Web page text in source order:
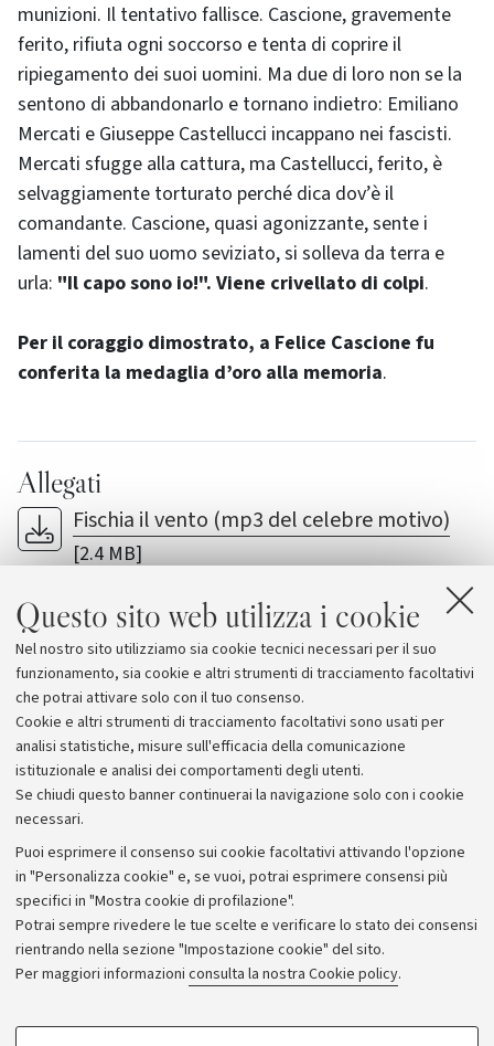
Questo sito web utilizza i cookie
Nel nostro sito utilizziamo sia cookie tecnici necessari per il suo
funzionamento, sia cookie e altri strumenti di tracciamento facoltativi
che potrai attivare solo con il tuo consenso.
Cookie e altri strumenti di tracciamento facoltativi sono usati per
analisi statistiche, misure sull'efficacia della comunicazione
istituzionale e analisi dei comportamenti degli utenti.
Se chiudi questo banner continuerai la navigazione solo con i cookie
necessari.
Puoi esprimere il consenso sui cookie facoltativi attivando l'opzione
in "Personalizza cookie" e, se vuoi, potrai esprimere consensi più
specifici in "Mostra cookie di profilazione".
Potrai sempre rivedere le tue scelte e verificare lo stato dei consensi
rientrando nella sezione "Impostazione cookie" del sito.
Per maggiori informazioni consulta la nostra Cookie policy.
COOKIE DI PROFILAZIONE - FACOLTATIVI
munizioni. Il tentativo fallisce. Cascione, gravemente
ferito, rifiuta ogni soccorso e tenta di coprire il
ripiegamento dei suoi uomini. Ma due di loro non se la
sentono di abbandonarlo e tornano indietro: Emiliano
Mercati e Giuseppe Castellucci incappano nei fascisti.
Mercati sfugge alla cattura, ma Castellucci, ferito, è
selvaggiamente torturato perché dica dov’è il
comandante. Cascione, quasi agonizzante, sente i
lamenti del suo uomo seviziato, si solleva da terra e
urla: "Il capo sono io!". Viene crivellato di colpi.
Per il coraggio dimostrato, a Felice Cascione fu
conferita la medaglia d’oro alla memoria.
Allegati
Fischia il vento (mp3 del celebre motivo)
[2.4 MB]
La Battaglia dell'Università (Presentazione del
libro di Gian Paolo Brizzi)
Archivio Storico Università di Bologna
Archivio
Comunicati stampa
Redazione
Rassegna stampa